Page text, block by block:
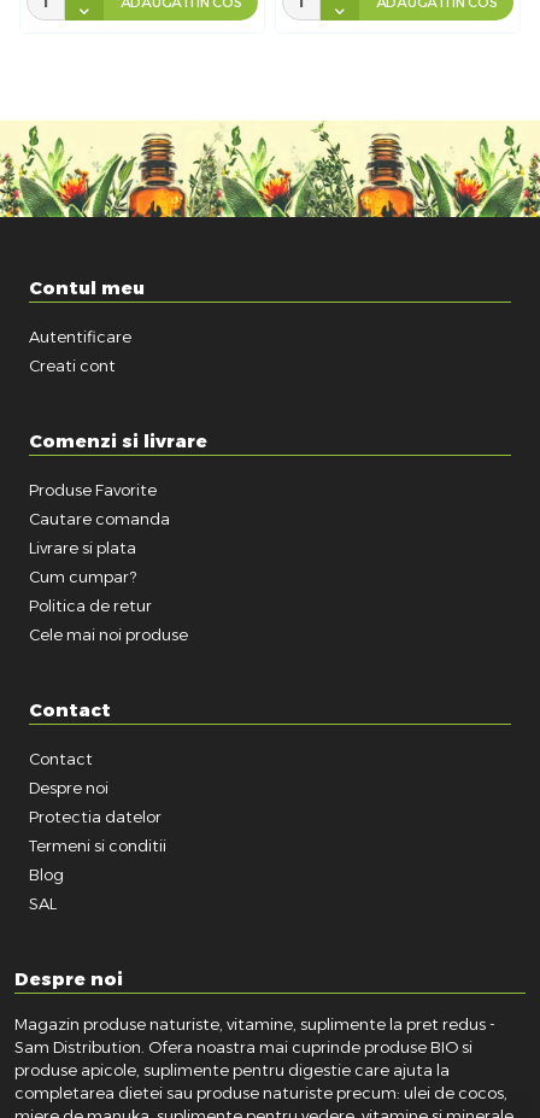
Contul meu
Autentificare
Creati cont
Comenzi si livrare
Produse Favorite
Cautare comanda
Livrare si plata
Cum cumpar?
Politica de retur
Cele mai noi produse
Contact
Contact
Despre noi
Protectia datelor
Termeni si conditii
Blog
SAL
Despre noi
Magazin produse naturiste, vitamine, suplimente la pret redus -
Sam Distribution. Ofera noastra mai cuprinde produse BIO si
produse apicole, suplimente pentru digestie care ajuta la
completarea dietei sau produse naturiste precum: ulei de cocos,